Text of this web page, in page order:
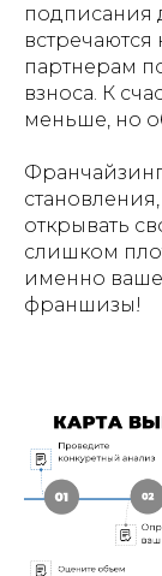
подписания
партнерам
взноса. К
меньше, но
открывать
слишком
именно
франшизы!